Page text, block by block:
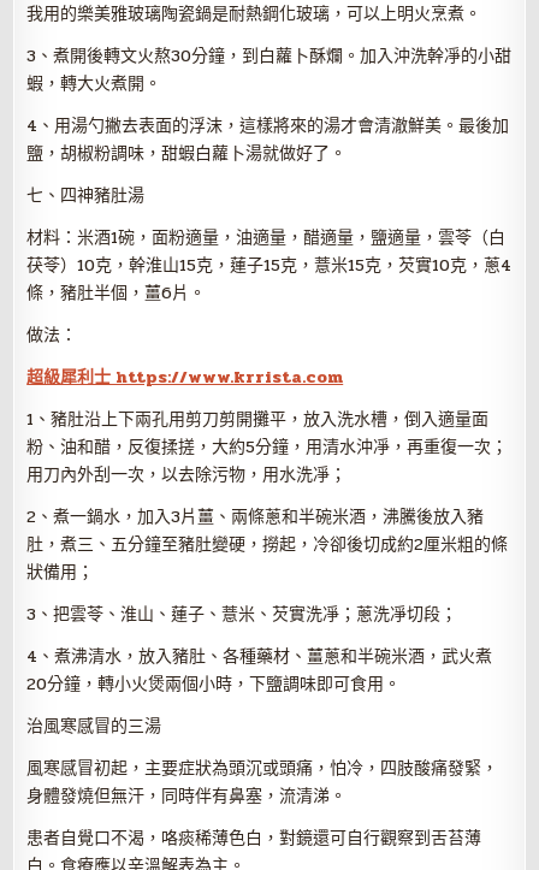
我用的樂美雅玻璃陶瓷鍋是耐熱鋼化玻璃，可以上明火烹煮。
3、煮開後轉文火熬30分鐘，到白蘿卜酥爛。加入沖洗幹凈的小甜
蝦，轉大火煮開。
4、用湯勺撇去表面的浮沫，這樣將來的湯才會清澈鮮美。最後加
鹽，胡椒粉調味，甜蝦白蘿卜湯就做好了。
七、四神豬肚湯
材料：米酒1碗，面粉適量，油適量，醋適量，鹽適量，雲苓（白
茯苓）10克，幹淮山15克，蓮子15克，薏米15克，芡實10克，蔥4
條，豬肚半個，薑6片。
做法：
超級犀利士 https://www.krrista.com
1、豬肚沿上下兩孔用剪刀剪開攤平，放入洗水槽，倒入適量面
粉、油和醋，反復揉搓，大約5分鐘，用清水沖凈，再重復一次；
用刀內外刮一次，以去除污物，用水洗凈；
2、煮一鍋水，加入3片薑、兩條蔥和半碗米酒，沸騰後放入豬
肚，煮三、五分鐘至豬肚變硬，撈起，冷卻後切成約2厘米粗的條
狀備用；
3、把雲苓、淮山、蓮子、薏米、芡實洗凈；蔥洗凈切段；
4、煮沸清水，放入豬肚、各種藥材、薑蔥和半碗米酒，武火煮
20分鐘，轉小火煲兩個小時，下鹽調味即可食用。
治風寒感冒的三湯
風寒感冒初起，主要症狀為頭沉或頭痛，怕冷，四肢酸痛發緊，
身體發燒但無汗，同時伴有鼻塞，流清涕。
患者自覺口不渴，咯痰稀薄色白，對鏡還可自行觀察到舌苔薄